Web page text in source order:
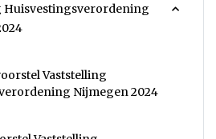
Huisvestingsverordening
Vaststelling
Nijmegen 2024